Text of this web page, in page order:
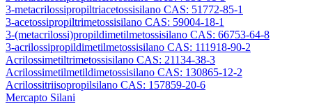
3-metacrilossipropiltriacetossisilano CAS: 51772-85-1
3-acetossipropiltrimetossisilano CAS: 59004-18-1
3-(metacrilossi)propildimetilmetossisilano CAS: 66753-64-8
3-acrilossipropildimetilmetossisilano CAS: 111918-90-2
Acrilossimetiltrimetossisilano CAS: 21134-38-3
Acrilossimetilmetildimetossisilano CAS: 130865-12-2
Acrilossitriisopropilsilano CAS: 157859-20-6
Mercapto Silani